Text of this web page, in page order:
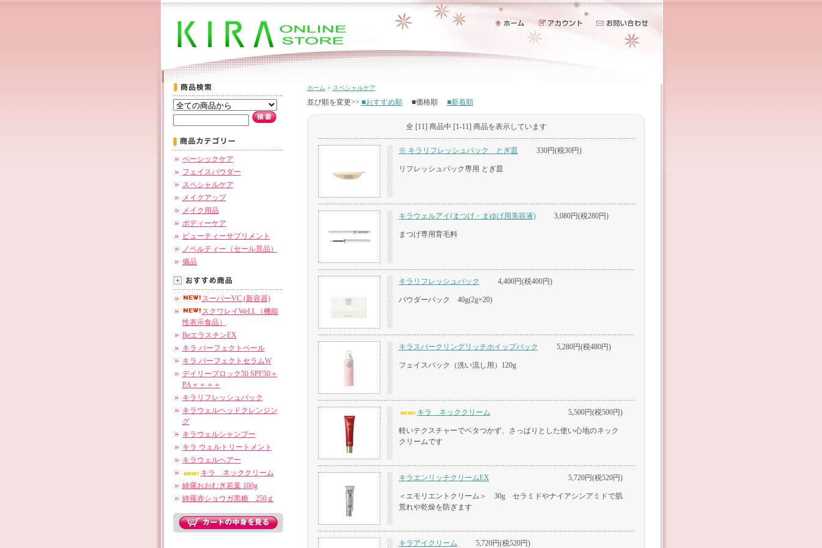
ベーシックケア
フェイスパウダー
スペシャルケア
メイクアップ
メイク用品
ボディーケア
ビューティーサプリメント
ノベルティー（セール景品）
備品
スーパーVC (新容器)
スクワレイWeLL（機能
性表示食品）
BeエラスチンEX
キラ パーフェクトベール
キラ パーフェクトセラムW
デイリーブロック50 SPF50＋
PA＋＋＋＋
キラリフレッシュパック
キラウェルヘッドクレンジン
グ
キラウェルシャンプー
キラ ウェルトリートメント
キラウェルヘアー
キラ ネッククリーム
綺羅おおむぎ若葉 100g
綺羅赤ショウガ黒糖 250ｇ
ホーム > スペシャルケア
並び順を変更>> ■おすすめ順■価格順 ■新着順
全 [11] 商品中 [1-11] 商品を表示しています
※ キラリフレッシュパック とぎ皿 330円(税30円)
リフレッシュパック専用 とぎ皿
キラウェルアイ(まつげ・まゆげ用美容液) 3,080円(税280円)
まつげ専用育毛料
キラリフレッシュパック 4,400円(税400円)
パウダーパック 40g(2g×20)
キラスパークリングリッチホイップパック 5,280円(税480円)
フェイスパック（洗い流し用）120g
キラ ネッククリーム 5,500円(税500円)
軽いテクスチャーでベタつかず、さっぱりとした使い心地のネック
クリームです
キラエンリッチクリームEX 5,720円(税520円)
＜エモリエントクリーム＞ 30g セラミドやナイアシンアミドで肌
荒れや乾燥を防ぎます
キラアイクリーム 5,720円(税520円)